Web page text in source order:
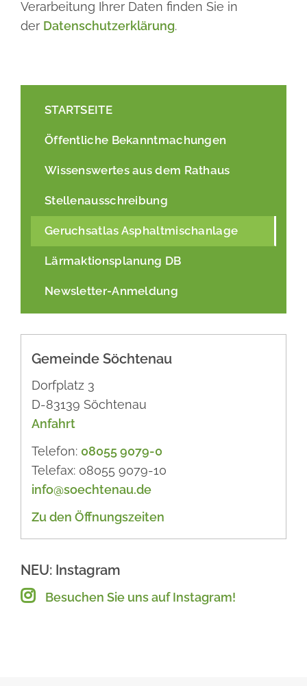
STARTSEITE
Öffentliche Bekanntmachungen
Wissenswertes aus dem Rathaus
Stellenausschreibung
Geruchsatlas Asphaltmischanlage
Lärmaktionsplanung DB
Newsletter-Anmeldung
Gemeinde Söchtenau
Dorfplatz 3
D-83139 Söchtenau
Anfahrt
Telefon: 08055 9079-0
Telefax: 08055 9079-10
info@soechtenau.de
Zu den Öffnungszeiten
NEU: Instagram
Besuchen Sie uns auf Instagram!
Verarbeitung Ihrer Daten finden Sie in
der Datenschutzerklärung.